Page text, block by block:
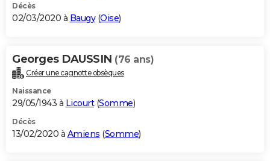
Décès
02/03/2020 à Baugy(Oise)
Georges DAUSSIN (76 ans)
Créer une cagnotte obsèques
Naissance
29/05/1943 à Licourt(Somme)
Décès
13/02/2020 à Amiens (Somme)